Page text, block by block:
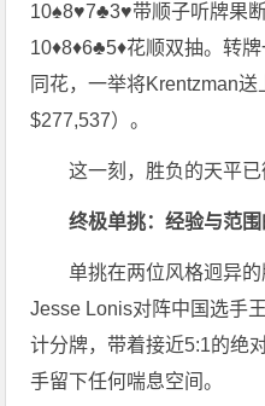
10♠️8♥️7♣️3♥️带顺子听牌果
10♦️8♦️6♣️5♦️花顺双抽。转
同花，一举将Krentzman
$277,537）。
这一刻，胜负的天平已
终极单挑：经验与范
单挑在两位风格迥异
Jesse Lonis对阵中国选手
计分牌，带着接近5:1的绝
手留下任何喘息空间。